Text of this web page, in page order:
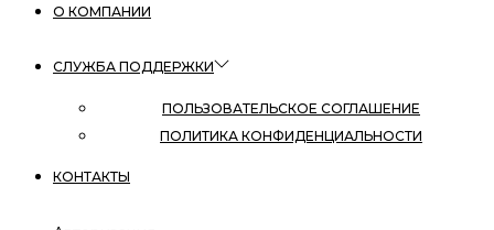
О КОМПАНИИ
СЛУЖБА ПОДДЕРЖКИ
ПОЛЬЗОВАТЕЛЬСКОЕ СОГЛАШЕНИЕ
ПОЛИТИКА КОНФИДЕНЦИАЛЬНОСТИ
КОНТАКТЫ